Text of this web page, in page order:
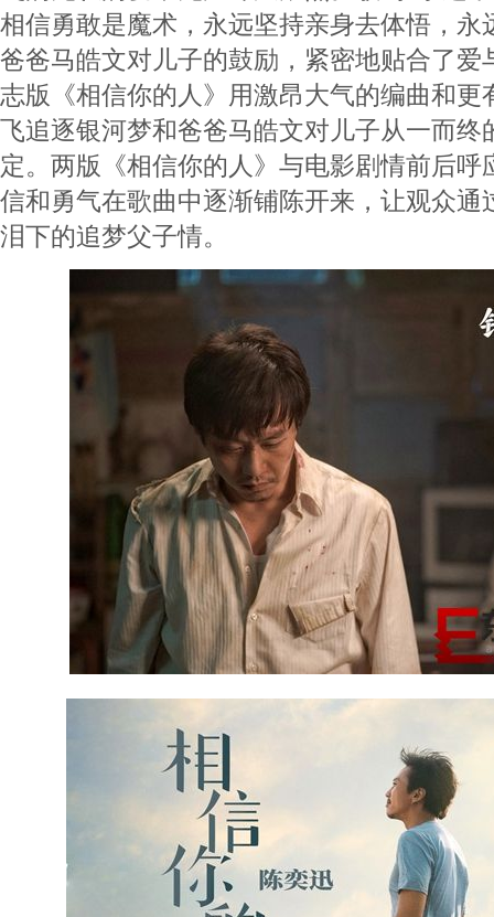
相信勇敢是魔术，永远坚持亲身去体悟，永
爸爸马皓文对儿子的鼓励，紧密地贴合了爱
志版《相信你的人》用激昂大气的编曲和更
飞追逐银河梦和爸爸马皓文对儿子从一而终
定。两版《相信你的人》与电影剧情前后呼
信和勇气在歌曲中逐渐铺陈开来，让观众通
泪下的追梦父子情。